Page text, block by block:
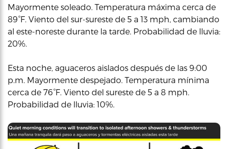
Mayormente soleado. Temperatura máxima cerca de
89°F. Viento del sur-sureste de 5 a 13 mph, cambiando
al este-noreste durante la tarde. Probabilidad de lluvia:
20%.
Esta noche, aguaceros aislados después de las 9:00
p.m. Mayormente despejado. Temperatura mínima
cerca de 76°F. Viento del sureste de 5 a 8 mph.
Probabilidad de lluvia: 10%.